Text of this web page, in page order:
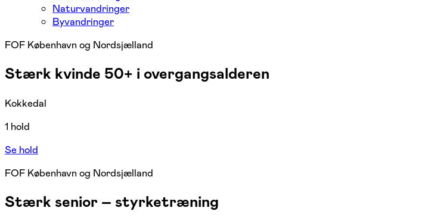
Naturvandringer
Byvandringer
FOF København og Nordsjælland
Stærk kvinde 50+ i overgangsalderen
Kokkedal
1 hold
Se hold
FOF København og Nordsjælland
Stærk senior – styrketræning